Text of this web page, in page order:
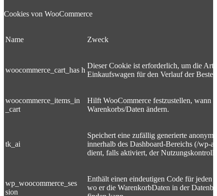
Cookies von WooCommerce
Name Zweck
woocommerce_cart_has h
Dieser Cookie ist erforderlich, um die
Einkaufswagen für den Verlauf der
woocommerce_items_in
_cart
Hilft WooCommerce festzustellen, wann
Warenkorbs/Daten ändern.
tk_ai
Speichert eine zufällig generierte
innerhalb des Dashboard-Bereichs (/wp-
dient, falls aktiviert, der
wp_woocommerce_ses
sion
Enthält einen eindeutigen Code für jeden
wo er die WarenkorbDaten in der